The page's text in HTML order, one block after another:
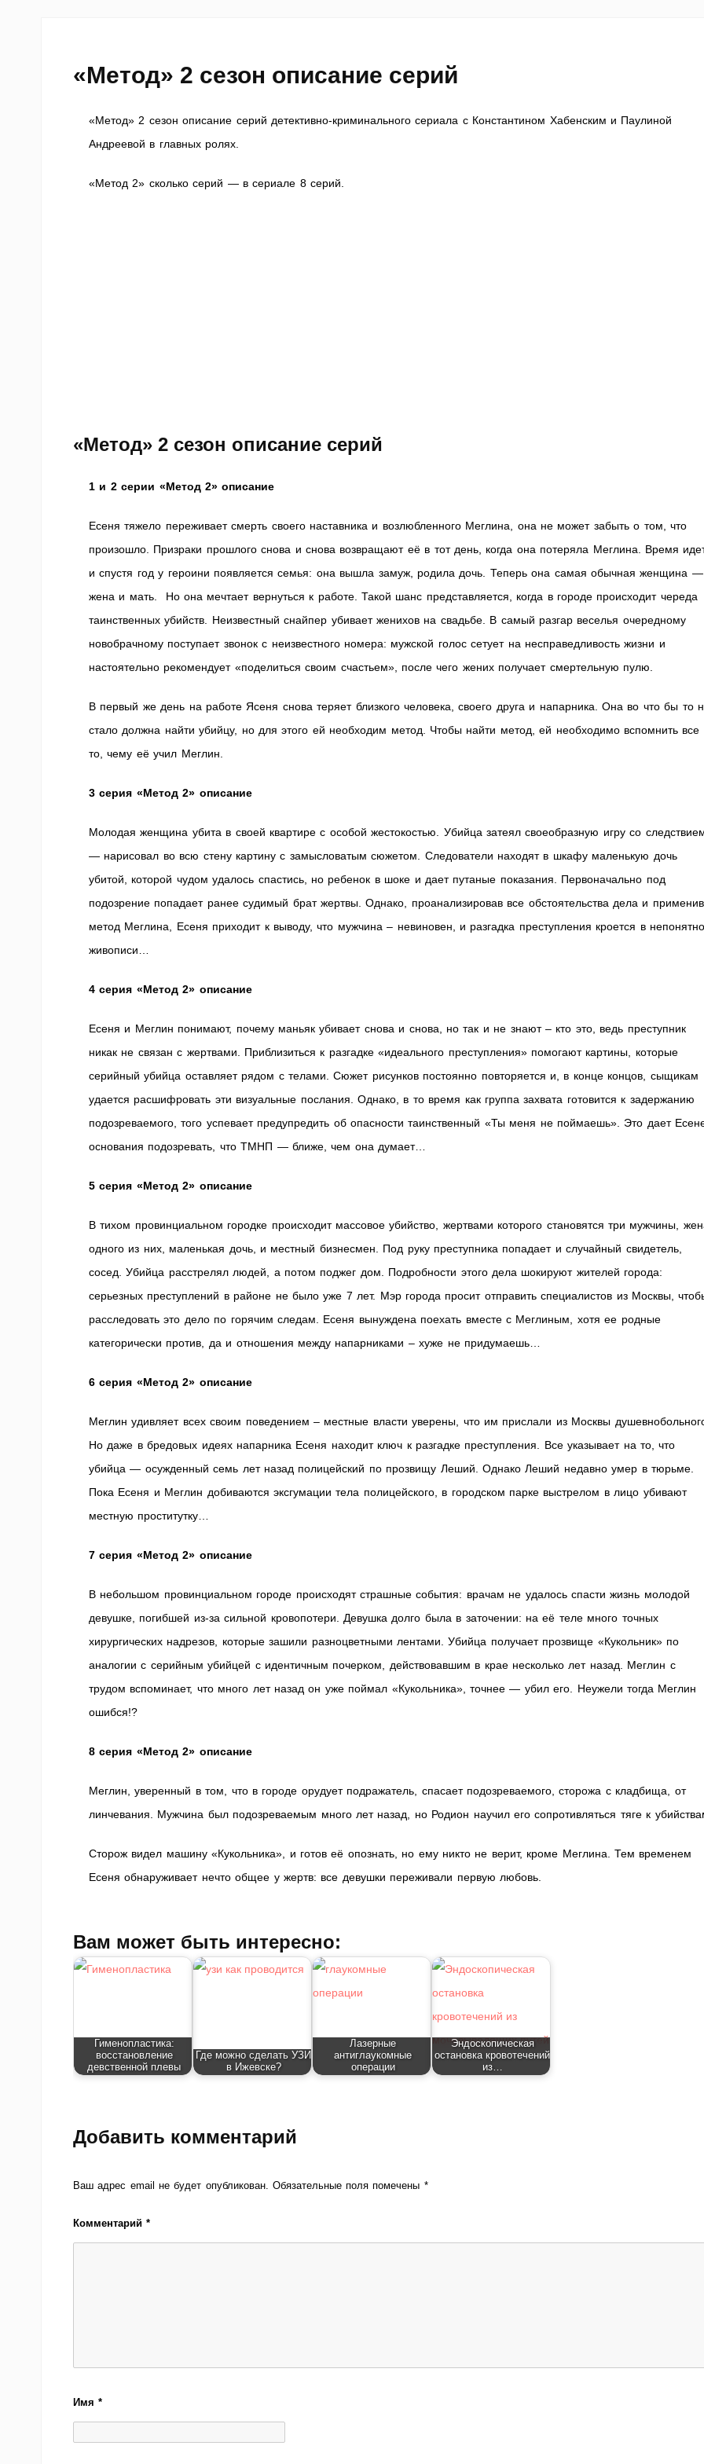
«Метод» 2 сезон описание серий
«Метод» 2 сезон описание серий детективно-криминального сериала с Константином Хабенским и Паулиной
Андреевой в главных ролях.
«Метод 2» сколько серий — в сериале 8 серий.
«Метод» 2 сезон описание серий
1 и 2 серии «Метод 2» описание
Есеня тяжело переживает смерть своего наставника и возлюбленного Меглина, она не может забыть о том, что
произошло. Призраки прошлого снова и снова возвращают её в тот день, когда она потеряла Меглина. Время
и спустя год у героини появляется семья: она вышла замуж, родила дочь. Теперь она самая обычная женщина —
жена и мать. Но она мечтает вернуться к работе. Такой шанс представляется, когда в городе происходит череда
таинственных убийств. Неизвестный снайпер убивает женихов на свадьбе. В самый разгар веселья очередному
новобрачному поступает звонок с неизвестного номера: мужской голос сетует на несправедливость жизни и
настоятельно рекомендует «поделиться своим счастьем», после чего жених получает смертельную пулю.
В первый же день на работе Ясеня снова теряет близкого человека, своего друга и напарника. Она во что бы то
стало должна найти убийцу, но для этого ей необходим метод. Чтобы найти метод, ей необходимо вспомнить все
то, чему её учил Меглин.
3 серия «Метод 2» описание
Молодая женщина убита в своей квартире с особой жестокостью. Убийца затеял своеобразную игру со
— нарисовал во всю стену картину с замысловатым сюжетом. Следователи находят в шкафу маленькую дочь
убитой, которой чудом удалось спастись, но ребенок в шоке и дает путаные показания. Первоначально под
подозрение попадает ранее судимый брат жертвы. Однако, проанализировав все обстоятельства дела и применив
метод Меглина, Есеня приходит к выводу, что мужчина – невиновен, и разгадка преступления кроется в
живописи…
4 серия «Метод 2» описание
Есеня и Меглин понимают, почему маньяк убивает снова и снова, но так и не знают – кто это, ведь преступник
никак не связан с жертвами. Приблизиться к разгадке «идеального преступления» помогают картины, которые
серийный убийца оставляет рядом с телами. Сюжет рисунков постоянно повторяется и, в конце концов, сыщикам
удается расшифровать эти визуальные послания. Однако, в то время как группа захвата готовится к задержанию
подозреваемого, того успевает предупредить об опасности таинственный «Ты меня не поймаешь». Это дает
основания подозревать, что ТМНП — ближе, чем она думает…
5 серия «Метод 2» описание
В тихом провинциальном городке происходит массовое убийство, жертвами которого становятся три мужчины,
одного из них, маленькая дочь, и местный бизнесмен. Под руку преступника попадает и случайный свидетель,
сосед. Убийца расстрелял людей, а потом поджег дом. Подробности этого дела шокируют жителей города:
серьезных преступлений в районе не было уже 7 лет. Мэр города просит отправить специалистов из Москвы,
расследовать это дело по горячим следам. Есеня вынуждена поехать вместе с Меглиным, хотя ее родные
категорически против, да и отношения между напарниками – хуже не придумаешь…
6 серия «Метод 2» описание
Меглин удивляет всех своим поведением – местные власти уверены, что им прислали из Москвы
Но даже в бредовых идеях напарника Есеня находит ключ к разгадке преступления. Все указывает на то, что
убийца — осужденный семь лет назад полицейский по прозвищу Леший. Однако Леший недавно умер в тюрьме.
Пока Есеня и Меглин добиваются эксгумации тела полицейского, в городском парке выстрелом в лицо убивают
местную проститутку…
7 серия «Метод 2» описание
В небольшом провинциальном городе происходят страшные события: врачам не удалось спасти жизнь молодой
девушке, погибшей из-за сильной кровопотери. Девушка долго была в заточении: на её теле много точных
хирургических надрезов, которые зашили разноцветными лентами. Убийца получает прозвище «Кукольник» по
аналогии с серийным убийцей с идентичным почерком, действовавшим в крае несколько лет назад. Меглин с
трудом вспоминает, что много лет назад он уже поймал «Кукольника», точнее — убил его. Неужели тогда Меглин
ошибся!?
8 серия «Метод 2» описание
Меглин, уверенный в том, что в городе орудует подражатель, спасает подозреваемого, сторожа с кладбища, от
линчевания. Мужчина был подозреваемым много лет назад, но Родион научил его сопротивляться тяге к
Сторож видел машину «Кукольника», и готов её опознать, но ему никто не верит, кроме Меглина. Тем временем
Есеня обнаруживает нечто общее у жертв: все девушки переживали первую любовь.
Вам может быть интересно:
Гименопластика:
восстановление
девственной плевы
Где можно сделать УЗИ
в Ижевске?
Лазерные
антиглаукомные
операции
Эндоскопическая
остановка кровотечений
из…
Добавить комментарий
Ваш адрес email не будет опубликован. Обязательные поля помечены *
Комментарий*
Имя*